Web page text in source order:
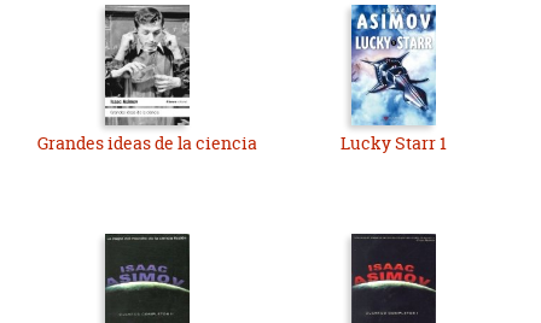
Grandes ideas de la ciencia Lucky Starr 1